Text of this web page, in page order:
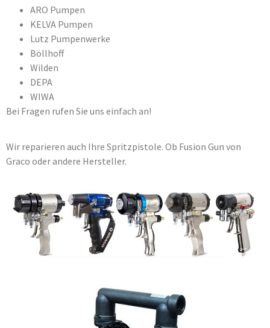
ARO Pumpen
KELVA Pumpen
Lutz Pumpenwerke
Böllhoff
Wilden
DEPA
WIWA
Bei Fragen rufen Sie uns einfach an!
Wir reparieren auch Ihre Spritzpistole. Ob Fusion Gun von
Graco oder andere Hersteller.